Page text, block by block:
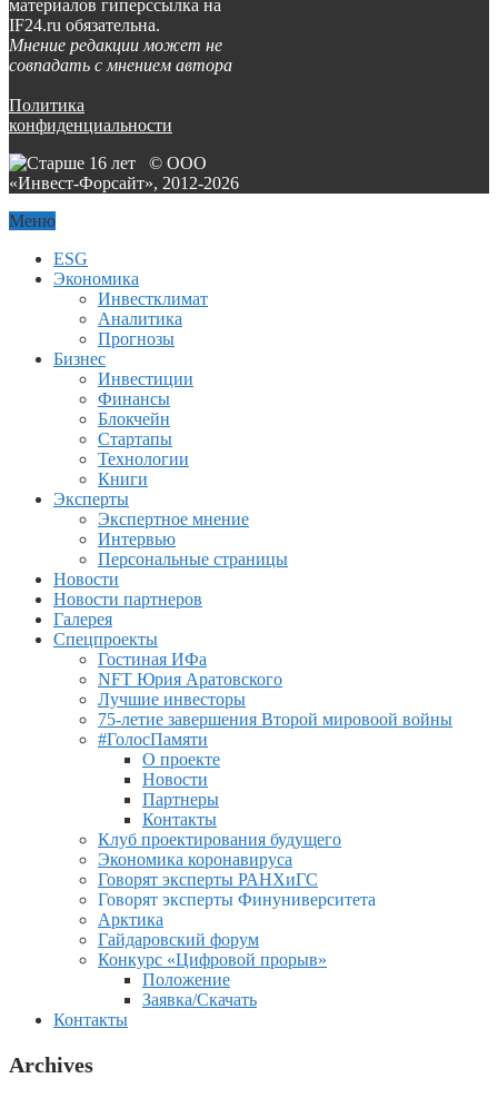
материалов гиперссылка на
IF24.ru обязательна.
Мнение редакции может не
совпадать с мнением автора
Политика
конфиденциальности
© ООО
«Инвест-Форсайт», 2012-2026
Меню
ESG
Экономика
Инвестклимат
Аналитика
Прогнозы
Бизнес
Инвестиции
Финансы
Блокчейн
Стартапы
Технологии
Книги
Эксперты
Экспертное мнение
Интервью
Персональные страницы
Новости
Новости партнеров
Галерея
Спецпроекты
Гостиная ИФа
NFT Юрия Аратовского
Лучшие инвесторы
75-летие завершения Второй мировоой войны
#ГолосПамяти
О проекте
Новости
Партнеры
Контакты
Клуб проектирования будущего
Экономика коронавируса
Говорят эксперты РАНХиГС
Говорят эксперты Финуниверситета
Арктика
Гайдаровский форум
Конкурс «Цифровой прорыв»
Положение
Заявка/Скачать
Контакты
Archives